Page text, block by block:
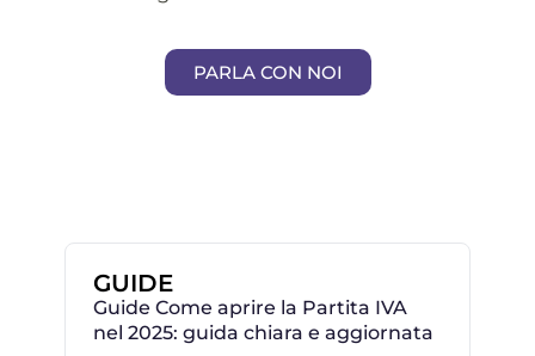
PARLA CON NOI
GUIDE
Guide Come aprire la Partita IVA
nel 2025: guida chiara e aggiornata